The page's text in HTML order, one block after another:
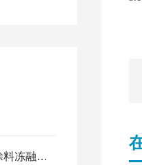
基于耐冻融试验箱的防火涂料冻融循环性能测试方法